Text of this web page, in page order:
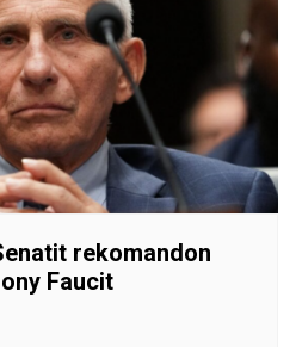
rekomandon
Faucit